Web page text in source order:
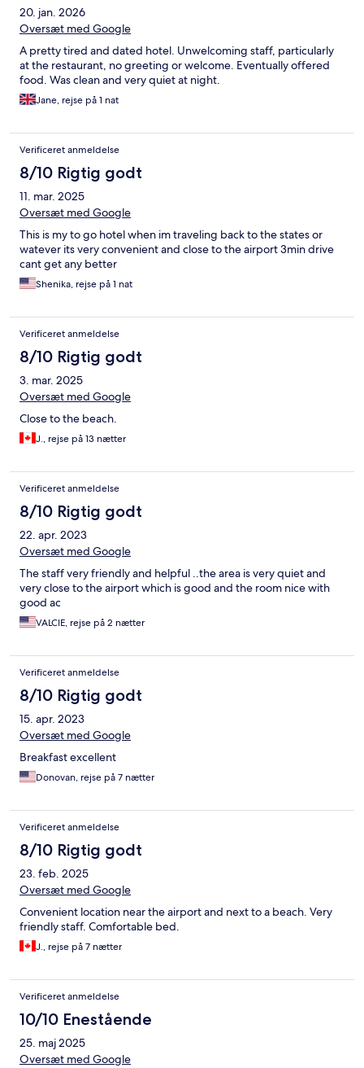
20. jan. 2026
Oversæt med Google
A pretty tired and dated hotel. Unwelcoming staff, particularly
at the restaurant, no greeting or welcome. Eventually offered
food. Was clean and very quiet at night.
Jane, rejse på 1 nat
Verificeret anmeldelse
8/10 Rigtig godt
11. mar. 2025
Oversæt med Google
This is my to go hotel when im traveling back to the states or
watever its very convenient and close to the airport 3min drive
cant get any better
Shenika, rejse på 1 nat
Verificeret anmeldelse
8/10 Rigtig godt
3. mar. 2025
Oversæt med Google
Close to the beach.
J., rejse på 13 nætter
Verificeret anmeldelse
8/10 Rigtig godt
22. apr. 2023
Oversæt med Google
The staff very friendly and helpful ..the area is very quiet and
very close to the airport which is good and the room nice with
good ac
VALCIE, rejse på 2 nætter
Verificeret anmeldelse
8/10 Rigtig godt
15. apr. 2023
Oversæt med Google
Breakfast excellent
Donovan, rejse på 7 nætter
Verificeret anmeldelse
8/10 Rigtig godt
23. feb. 2025
Oversæt med Google
Convenient location near the airport and next to a beach. Very
friendly staff. Comfortable bed.
J., rejse på 7 nætter
Verificeret anmeldelse
10/10 Enestående
25. maj 2025
Oversæt med Google